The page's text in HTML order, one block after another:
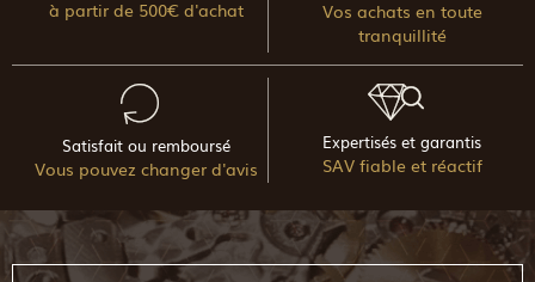
à partir de 500€ d'achat
Vos achats en toute
tranquillité
Satisfait ou remboursé
Vous pouvez changer d'avis
Expertisés et garantis
SAV fiable et réactif